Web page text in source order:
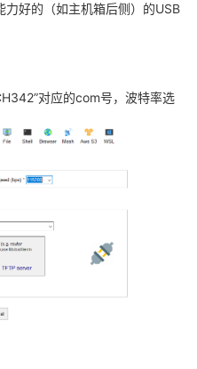
好的（如主机箱后侧）的USB
对应的com号，波特率选